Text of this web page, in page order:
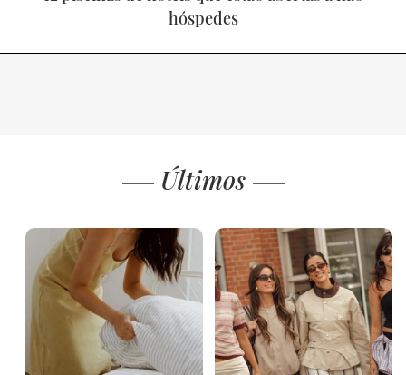
hóspedes
Últimos